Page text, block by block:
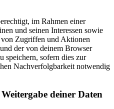
im Rahmen einer
und seinen Interessen sowie
Zugriffen und Aktionen
der von deinem Browser
speichern, sofern dies zur
Nachverfolgbarkeit notwendig
deiner Daten